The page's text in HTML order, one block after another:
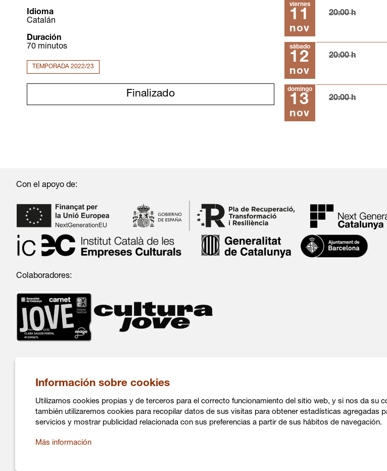
Idioma
Catalán
Duración
70 minutos
TEMPORADA 2022/23
Finalizado
viernes
11
nov
20:00 h
sábado
12
nov
20:00 h
domingo
13
nov
20:00 h
Con el apoyo de:
Colaboradores:
C/ Salvá 86
08004 Barcelona
info@daualsecartsesceniques.cat
Sitemap | Aviso Legal | Política
Información sobre cookies
Utilizamos cookies propias y de terceros para el correcto funcionamiento del sitio web, y si nos da su
también utilizaremos cookies para recopilar datos de sus visitas para obtener estadísticas agregadas
servicios y mostrar publicidad relacionada con sus preferencias a partir de sus hábitos de navegación.
Más información